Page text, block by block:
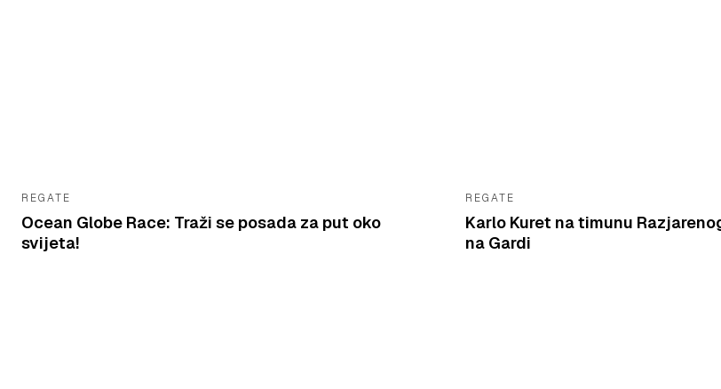
REGATE
Ocean Globe Race: Traži se posada za put oko
svijeta!
REGATE
Karlo Kuret na timunu
na Gardi